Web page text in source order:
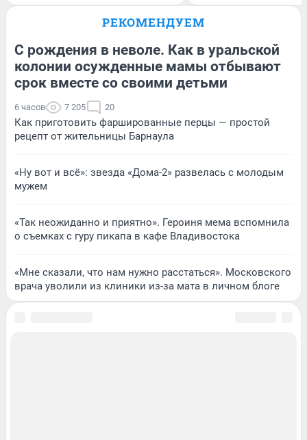
РЕКОМЕНДУЕМ
С рождения в неволе. Как в уральской
колонии осужденные мамы отбывают
срок вместе со своими детьми
6 часов 7 205 20
Как приготовить фаршированные перцы — простой
рецепт от жительницы Барнаула
«Ну вот и всё»: звезда «Дома-2» развелась с молодым
мужем
«Так неожиданно и приятно». Героиня мема вспомнила
о съемках с гуру пикапа в кафе Владивостока
«Мне сказали, что нам нужно расстаться». Московского
врача уволили из клиники из-за мата в личном блоге